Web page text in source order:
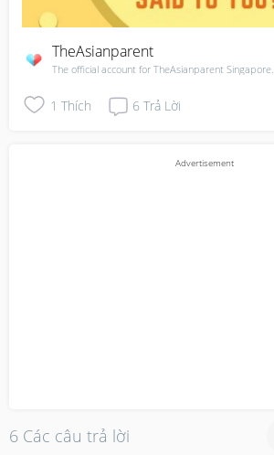
TheAsianparent
The official account for TheAsianparent Singapore.
1 Thích 6 Trả Lời
6 Các câu trả lời